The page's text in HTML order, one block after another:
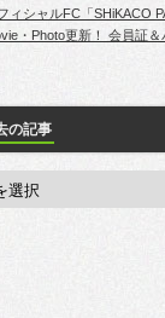
ィシャルFC「SHiKACO
・Photo更新！ 会員証
の記事